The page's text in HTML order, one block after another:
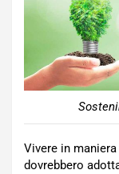
Vivere in
dovrebbero